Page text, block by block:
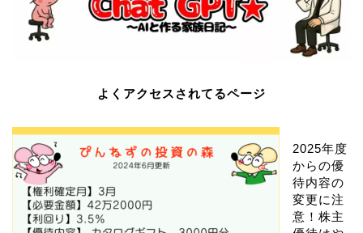
よくアクセスされてるページ
2025年度
からの優
待内容の
変更に注
意！株主